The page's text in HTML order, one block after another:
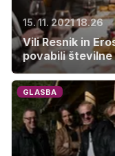
15. 11. 2021 18.26
Vili Resnik in
povabili številne
GLASBA